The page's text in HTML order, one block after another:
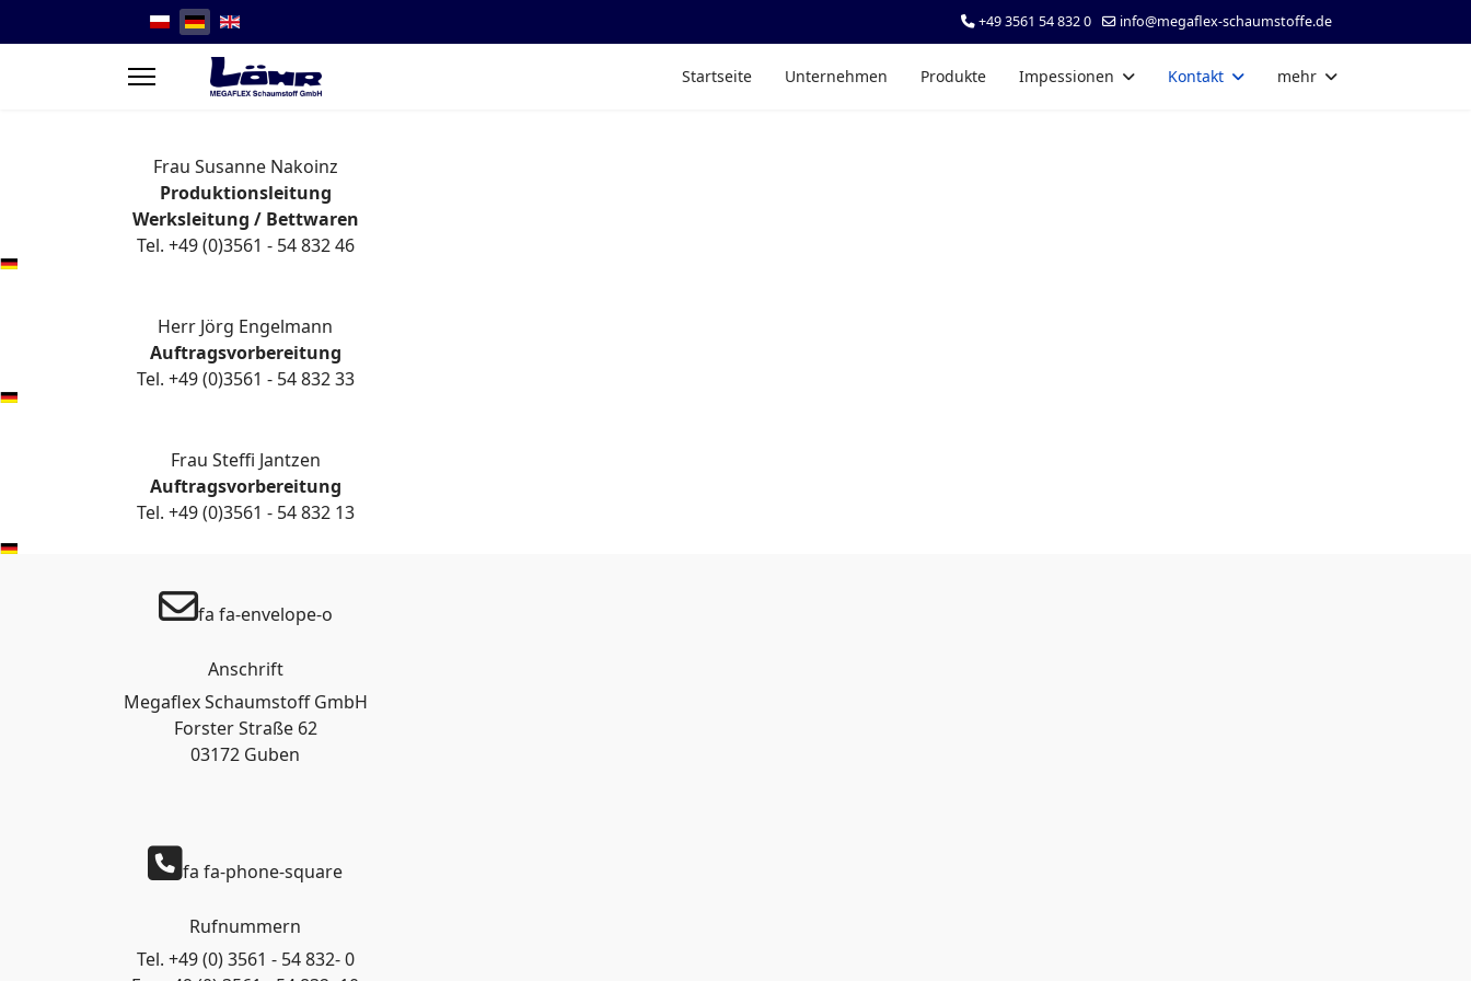
Sprache auswählen +49 3561 54 832 0 info@megaflex-schaumstoffe.de
Startseite Unternehmen Produkte Impessionen Kontakt mehr
Frau Susanne Nakoinz
Produktionsleitung
Werksleitung / Bettwaren
Tel. +49 (0)3561 - 54 832 46
Herr Jörg Engelmann
Auftragsvorbereitung
Tel. +49 (0)3561 - 54 832 33
Frau Steffi Jantzen
Auftragsvorbereitung
Tel. +49 (0)3561 - 54 832 13
fa fa-envelope-o
Anschrift
Megaflex Schaumstoff GmbH
Forster Straße 62
03172 Guben
fa fa-phone-square
Rufnummern
Tel. +49 (0) 3561 - 54 832- 0